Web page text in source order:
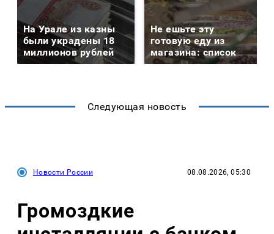
На Урале из казны
были украдены 18
миллионов рублей
Не ешьте эту
готовую еду из
магазина: список
Следующая новость
Новости России 08.08.2026, 05:30
Громоздкие